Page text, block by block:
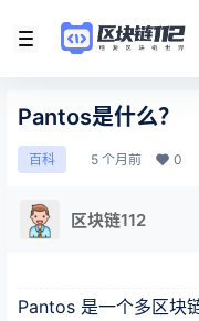
Pantos是什么？
百科 5 个月前 0
区块链112
Pantos 是一个多区块